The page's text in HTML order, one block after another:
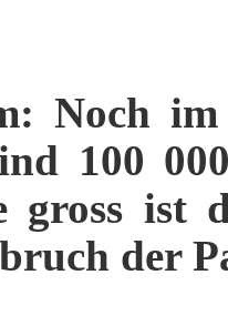
Noch
100
gross ist
der